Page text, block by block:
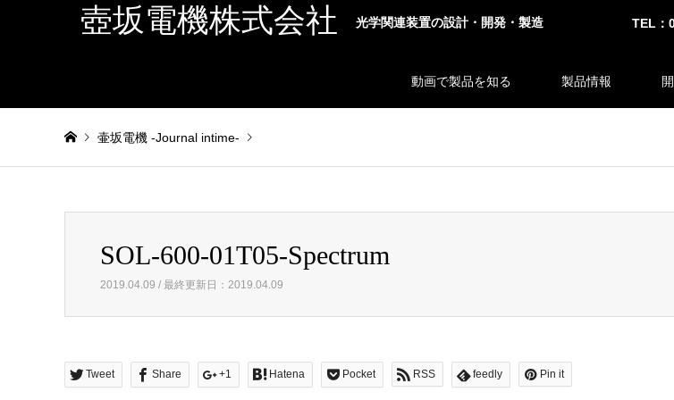
壺坂電機株式会社 光学関連装置の設計・開発・製造 TEL：
動画で製品を知る 製品情報
壷坂電機 -Journal intime-
SOL-600-01T05-Spectrum
SOL-600-01T05-Spectrum
2019.04.09 / 最終更新日：2019.04.09
Tweet Share +1 Hatena Pocket RSS feedly Pin it